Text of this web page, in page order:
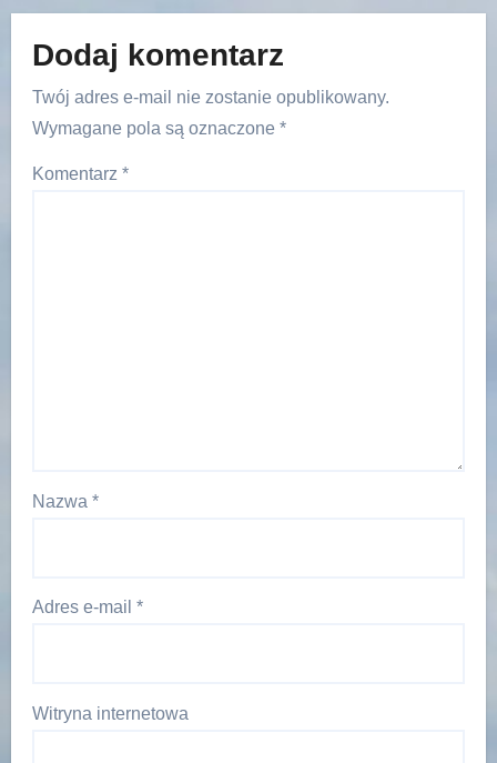
Dodaj komentarz
Twój adres e-mail nie zostanie opublikowany.
Wymagane pola są oznaczone *
Komentarz *
Nazwa *
Adres e-mail *
Witryna internetowa